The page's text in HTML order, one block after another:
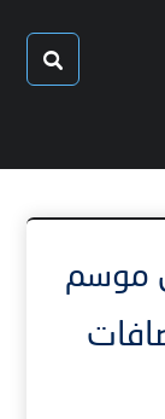
موسم